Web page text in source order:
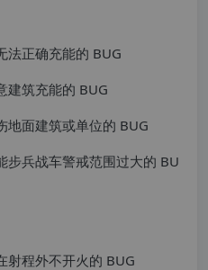
法正确充能的 BUG
建筑充能的 BUG
地面建筑或单位的 BUG
步兵战车警戒范围过大的 BU
射程外不开火的 BUG